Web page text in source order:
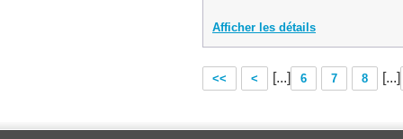
Afficher les détails
<< < [...] 6 7 8 [...]